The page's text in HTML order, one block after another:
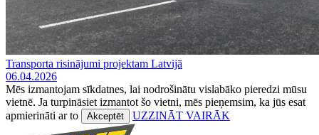
Transporta risinājumi projektam Latvijā
06.04.2026
Mēs izmantojam sīkdatnes, lai nodrošinātu vislabāko pieredzi mūsu
vietnē. Ja turpināsiet izmantot šo vietni, mēs pieņemsim, ka jūs esat
apmierināti ar to
Akceptēt UZZINĀT VAIRĀK